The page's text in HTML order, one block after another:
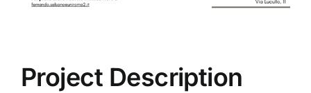
Project Description